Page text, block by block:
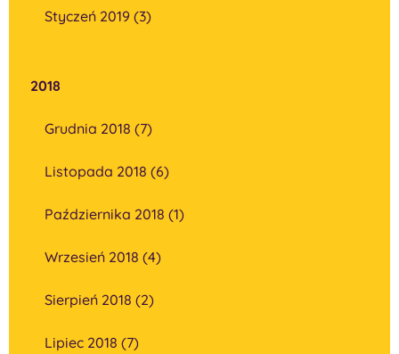
Styczeń 2019 (3)
2018
Grudnia 2018 (7)
Listopada 2018 (6)
Października 2018 (1)
Wrzesień 2018 (4)
Sierpień 2018 (2)
Lipiec 2018 (7)